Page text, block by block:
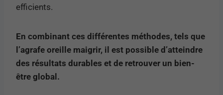
efficients.
En combinant ces différentes méthodes, tels que
l’agrafe oreille maigrir, il est possible d’atteindre
des résultats durables et de retrouver un bien-
être global.